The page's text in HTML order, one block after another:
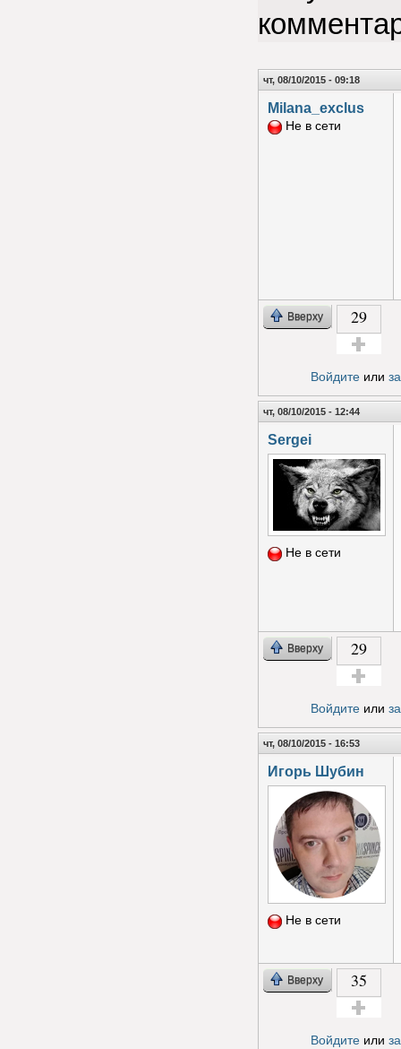
чт, 08/10/2015 - 09:18
Milana_exclus
Не в сети
Вверху 29
Войдитеили
чт, 08/10/2015 - 12:44
Sergei
Не в сети
Вверху 29
Войдитеили
чт, 08/10/2015 - 16:53
Игорь Шубин
Не в сети
Вверху 35
Войдитеили